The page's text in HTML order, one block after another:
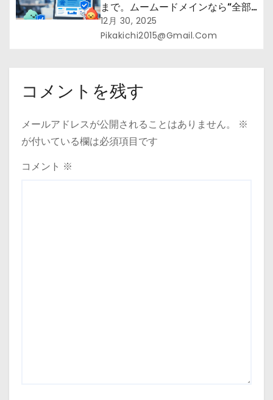
まで。ムームードメインなら“全部
まとめて”安心スタート
12月 30, 2025
Pikakichi2015@gmail.com
コメントを残す
メールアドレスが公開されることはありません。
※
が付いている欄は必須項目です
コメント ※